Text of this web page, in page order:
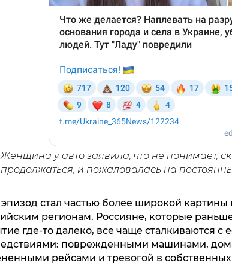
Женщина у авто заявила, что не понимает,
продолжаться, и пожаловалась на
эпизод стал частью более широкой картины
регионам. Россияне, которые
где-то далеко, все чаще сталкиваются с
поврежденными машинами,
рейсами и тревогой в собственных